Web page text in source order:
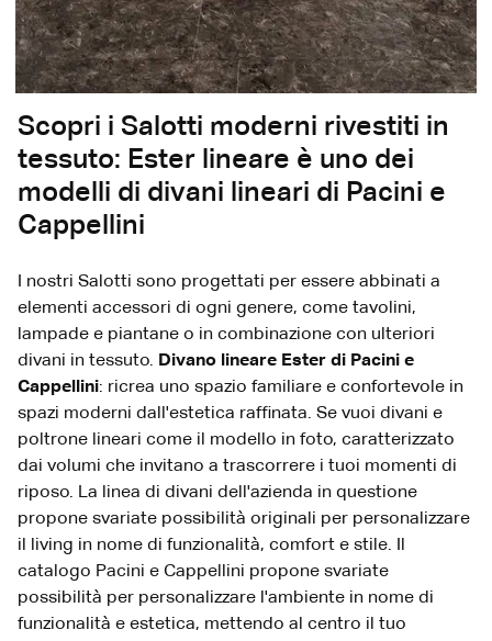
Scopri i Salotti moderni rivestiti in
tessuto: Ester lineare è uno dei
modelli di divani lineari di Pacini e
Cappellini
I nostri Salotti sono progettati per essere abbinati a
elementi accessori di ogni genere, come tavolini,
lampade e piantane o in combinazione con ulteriori
divani in tessuto. Divano lineare Ester di Pacini e
Cappellini: ricrea uno spazio familiare e confortevole in
spazi moderni dall'estetica raffinata. Se vuoi divani e
poltrone lineari come il modello in foto, caratterizzato
dai volumi che invitano a trascorrere i tuoi momenti di
riposo. La linea di divani dell'azienda in questione
propone svariate possibilità originali per personalizzare
il living in nome di funzionalità, comfort e stile. Il
catalogo Pacini e Cappellini propone svariate
possibilità per personalizzare l'ambiente in nome di
funzionalità e estetica, mettendo al centro il tuo